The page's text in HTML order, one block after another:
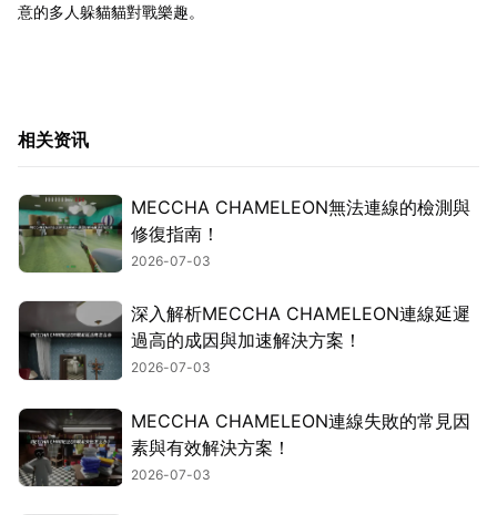
意的多人躲貓貓對戰樂趣。
相关资讯
MECCHA CHAMELEON無法連線的檢測與
修復指南！
2026-07-03
深入解析MECCHA CHAMELEON連線延遲
過高的成因與加速解決方案！
2026-07-03
MECCHA CHAMELEON連線失敗的常見因
素與有效解決方案！
2026-07-03